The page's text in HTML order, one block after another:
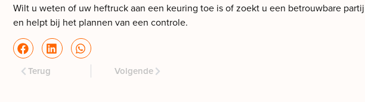
Wilt u weten of uw heftruck aan een keuring toe is of zoekt u een betrouwbare
en helpt bij het plannen van een controle.
Terug Volgende